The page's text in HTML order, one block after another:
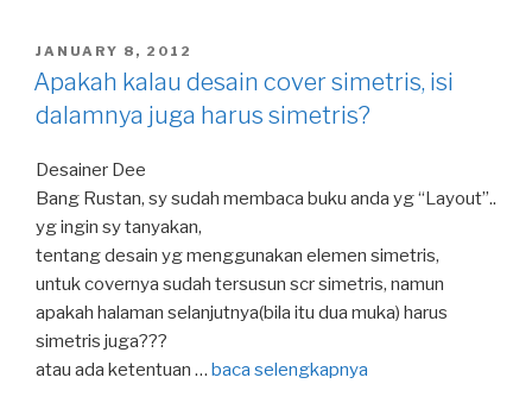
POSTED
ON
JANUARY 8, 2012
Apakah kalau desain cover simetris, isi
dalamnya juga harus simetris?
Desainer Dee
Bang Rustan, sy sudah membaca buku anda yg “Layout”..
yg ingin sy tanyakan,
tentang desain yg menggunakan elemen simetris,
untuk covernya sudah tersusun scr simetris, namun
apakah halaman selanjutnya(bila itu dua muka) harus
simetris juga???
atau ada ketentuan … baca selengkapnya